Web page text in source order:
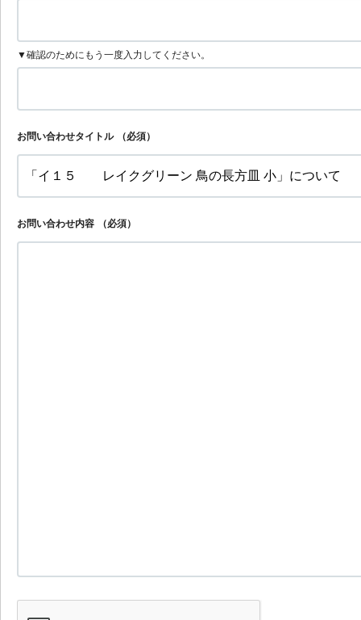
▼確認のためにもう一度入力してください。
お問い合わせタイトル （必須）
お問い合わせ内容 （必須）